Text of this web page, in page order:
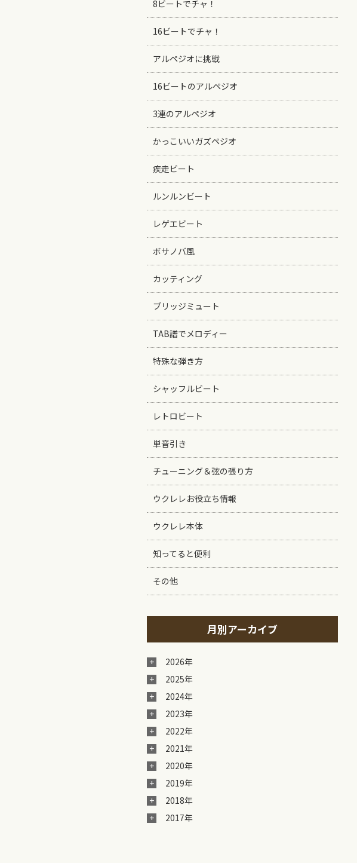
8ビートでチャ！
16ビートでチャ！
アルペジオに挑戦
16ビートのアルペジオ
3連のアルペジオ
かっこいいガズペジオ
疾走ビート
ルンルンビート
レゲエビート
ボサノバ風
カッティング
ブリッジミュート
TAB譜でメロディー
特殊な弾き方
シャッフルビート
レトロビート
単音引き
チューニング＆弦の張り方
ウクレレお役立ち情報
ウクレレ本体
知ってると便利
その他
月別アーカイブ
2026年
2025年
2024年
2023年
2022年
2021年
2020年
2019年
2018年
2017年